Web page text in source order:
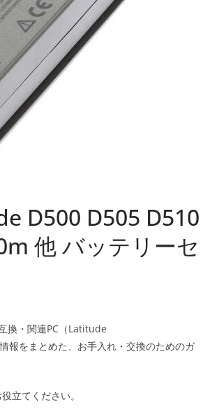
D500 D505 D510
他 バッテリーセ
換・関連PC（Latitude
をまとめた、お手入れ・交換のためのガ
立てください。